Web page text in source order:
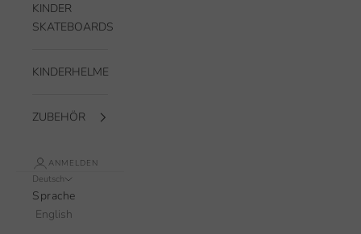
KINDER
SKATEBOARDS
KINDERHELME
ZUBEHÖR
ANMELDEN
Deutsch
Sprache
English